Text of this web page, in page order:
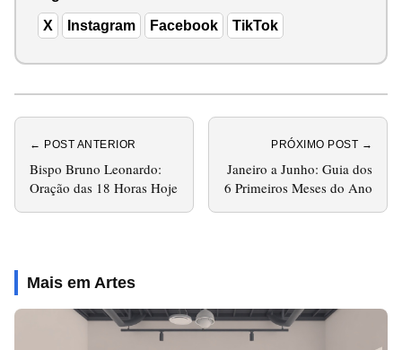
X Instagram Facebook TikTok
← POST ANTERIOR
Bispo Bruno Leonardo:
Oração das 18 Horas Hoje
PRÓXIMO POST →
Janeiro a Junho: Guia dos
6 Primeiros Meses do Ano
Mais em Artes